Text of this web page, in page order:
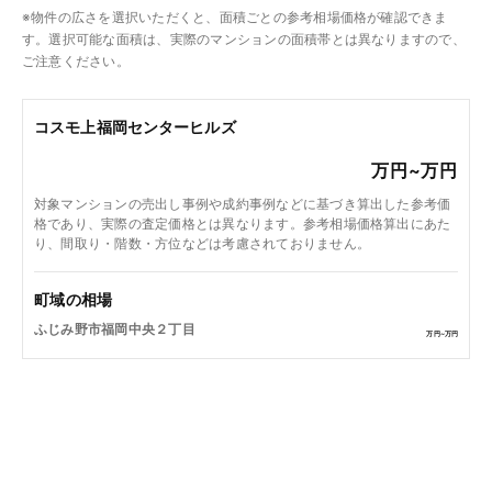
コスモ上福岡センターヒルズ
万円~万円
対象マンションの売出し事例や成約事例などに基づき算出した参考価
格であり、実際の査定価格とは異なります。参考相場価格算出にあた
り、間取り・階数・方位などは考慮されておりません。
町域の相場
ふじみ野市福岡中央２丁目 万円~万円
※物件の広さを選択いただくと、面積ごとの参考相場価格が確認できま
す。選択可能な面積は、実際のマンションの面積帯とは異なりますので、
ご注意ください。